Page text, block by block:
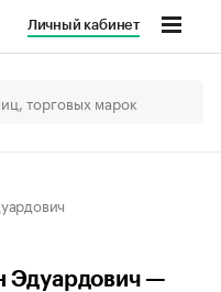
Личный кабинет
Эдуардович —